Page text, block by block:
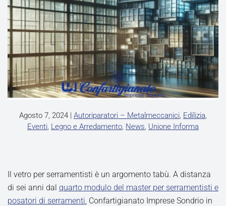
Agosto 7, 2024 | Autoriparatori – Metalmeccanici, Edilizia,
Eventi, Legno e Arredamento, News, Unione Informa
Il vetro per serramentisti è un argomento tabù. A distanza
di sei anni dal quarto modulo del master per serramentisti e
posatori di serramenti, Confartigianato Imprese Sondrio in